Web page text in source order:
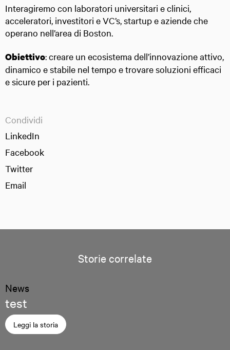
Condividi
LinkedIn
Facebook
Twitter
Email
Interagiremo con laboratori universitari e clinici,
acceleratori, investitori e VC’s, startup e aziende che
operano nell’area di Boston.
Obiettivo: creare un ecosistema dell’innovazione attivo,
dinamico e stabile nel tempo e trovare soluzioni efficaci
e sicure per i pazienti.
Storie correlate
News
test
Leggi la storia